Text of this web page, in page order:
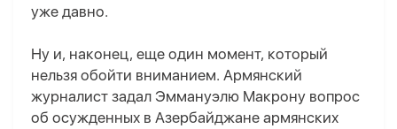
уже давно.
Ну и, наконец, еще один момент, который
нельзя обойти вниманием. Армянский
журналист задал Эммануэлю Макрону вопрос
об осужденных в Азербайджане армянских